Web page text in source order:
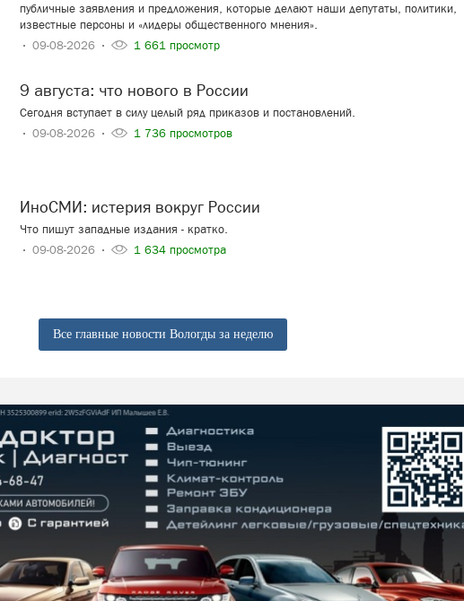
публичные заявления и предложения, которые делают наши депутаты, политики,
известные персоны и «лидеры общественного мнения».
09-08-2026
1 661 просмотр
9 августа: что нового в России
Сегодня вступает в силу целый ряд приказов и постановлений.
09-08-2026
1 736 просмотров
ИноСМИ: истерия вокруг России
Что пишут западные издания - кратко.
09-08-2026
1 634 просмотра
Все главные новости Вологды за неделю